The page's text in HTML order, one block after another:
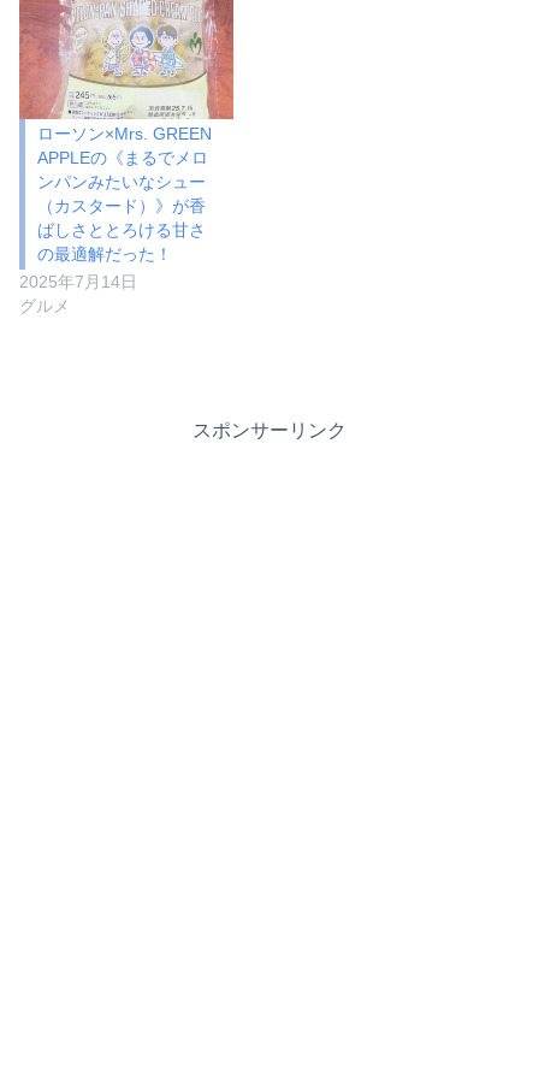
ローソン×Mrs. GREEN
APPLEの《まるでメロ
ンパンみたいなシュー
（カスタード）》が香
ばしさととろける甘さ
の最適解だった！
2025年7月14日
グルメ
スポンサーリンク